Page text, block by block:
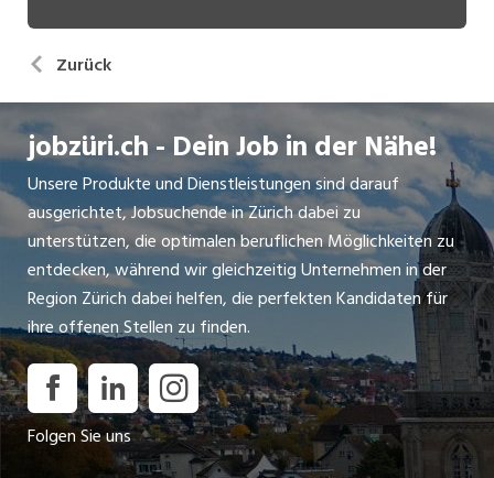
Zurück
jobzüri.ch - Dein Job in der Nähe!
Unsere Produkte und Dienstleistungen sind darauf
ausgerichtet, Jobsuchende in Zürich dabei zu
unterstützen, die optimalen beruflichen Möglichkeiten zu
entdecken, während wir gleichzeitig Unternehmen in der
Region Zürich dabei helfen, die perfekten Kandidaten für
ihre offenen Stellen zu finden.
Folgen Sie uns